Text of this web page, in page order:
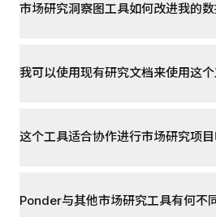
市场研究洞察图工具如何改进我的数
我可以使用现有研究文档来使用这个
这个工具适合协作进行市场研究项目
Ponder与其他市场研究工具有何不